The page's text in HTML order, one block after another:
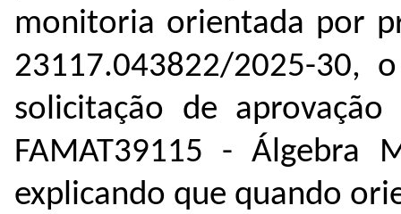
monitoria orientada por
23117.043822/2025-30, o
solicitação de
FAMAT39115 - Álgebra
explicando que quando